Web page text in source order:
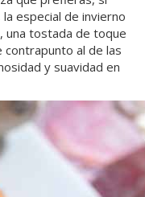
la especial de invierno
una tostada de toque
contrapunto al de las
y suavidad en